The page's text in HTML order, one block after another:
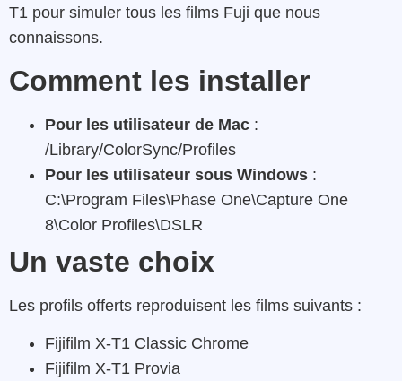
T1 pour simuler tous les films Fuji que nous
connaissons.
Comment les installer
Pour les utilisateur de Mac :
/Library/ColorSync/Profiles
Pour les utilisateur sous Windows :
C:\Program Files\Phase One\Capture One
8\Color Profiles\DSLR
Un vaste choix
Les profils offerts reproduisent les films suivants :
Fijifilm X-T1 Classic Chrome
Fijifilm X-T1 Provia